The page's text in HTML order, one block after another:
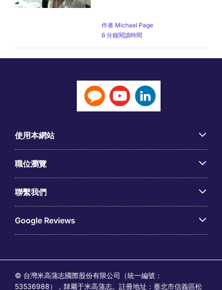
作者 Michael Page
6 分鐘閱讀時間
使用本網站
職位瀏覽
聯繫我們
Google Reviews
© 台灣米高蒲志國際股份有限公司（統一編號：
53536988），隸屬于米高蒲志。註冊地址：臺北市信義區松